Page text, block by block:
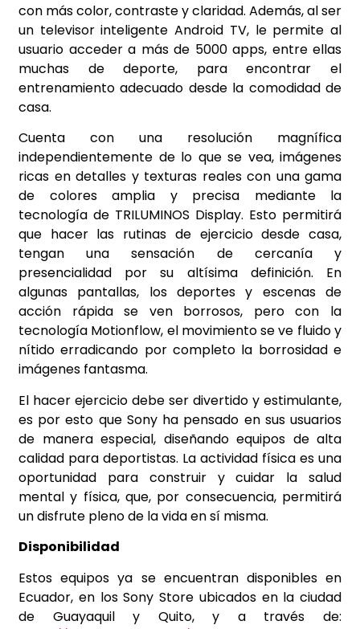
con más color, contraste y claridad. Además, al ser
un televisor inteligente Android TV, le permite al
usuario acceder a más de 5000 apps, entre ellas
muchas de deporte, para encontrar el
entrenamiento adecuado desde la comodidad de
casa.
Cuenta con una resolución magnífica
independientemente de lo que se vea, imágenes
ricas en detalles y texturas reales con una gama
de colores amplia y precisa mediante la
tecnología de TRILUMINOS Display. Esto permitirá
que hacer las rutinas de ejercicio desde casa,
tengan una sensación de cercanía y
presencialidad por su altísima definición. En
algunas pantallas, los deportes y escenas de
acción rápida se ven borrosos, pero con la
tecnología Motionflow, el movimiento se ve fluido y
nítido erradicando por completo la borrosidad e
imágenes fantasma.
El hacer ejercicio debe ser divertido y estimulante,
es por esto que Sony ha pensado en sus usuarios
de manera especial, diseñando equipos de alta
calidad para deportistas. La actividad física es una
oportunidad para construir y cuidar la salud
mental y física, que, por consecuencia, permitirá
un disfrute pleno de la vida en sí misma.
Disponibilidad
Estos equipos ya se encuentran disponibles en
Ecuador, en los Sony Store ubicados en la ciudad
de Guayaquil y Quito, y a través de: